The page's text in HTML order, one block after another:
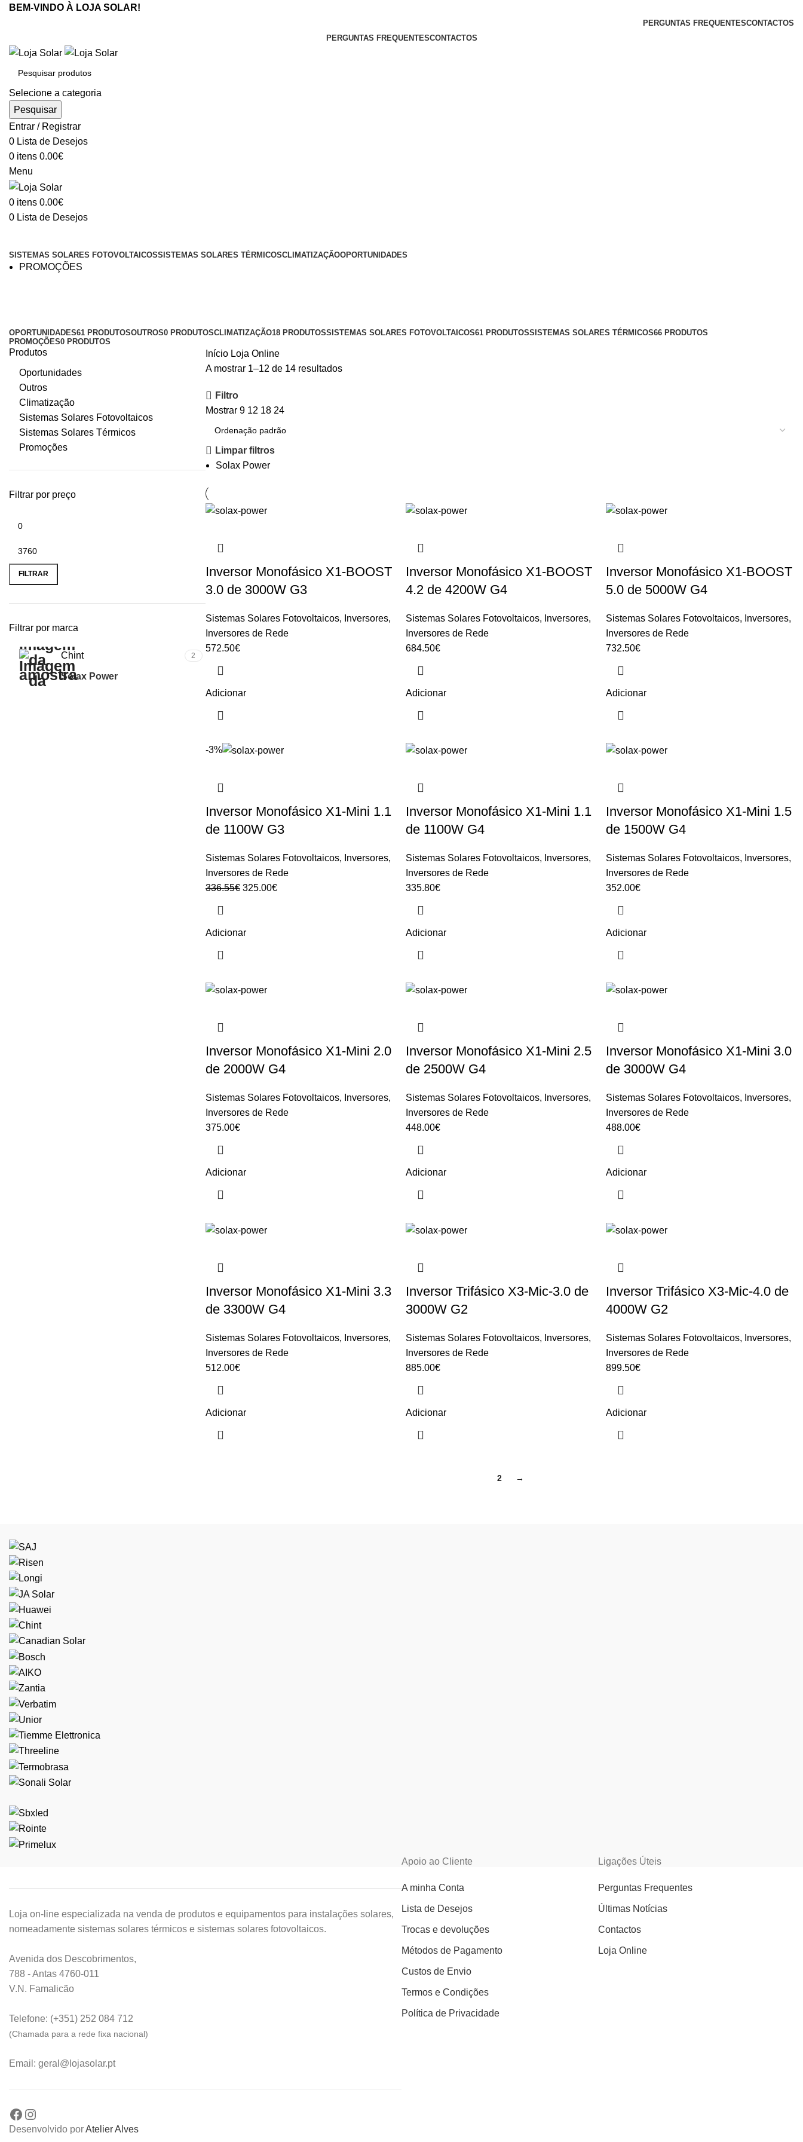
BEM-VINDO À LOJA SOLAR!
PERGUNTAS FREQUENTESCONTACTOS
PERGUNTAS FREQUENTESCONTACTOS
Selecione a categoria
Pesquisar
Entrar / Registrar
0 Lista de Desejos
0 itens 0.00€
Menu
0 itens 0.00€
0 Lista de Desejos
SISTEMAS SOLARES FOTOVOLTAICOSSISTEMAS SOLARES TÉRMICOSCLIMATIZAÇÃOOPORTUNIDADES
PROMOÇÕES
OPORTUNIDADES61 PRODUTOSOUTROS0 PRODUTOSCLIMATIZAÇÃO18 PRODUTOSSISTEMAS SOLARES FOTOVOLTAICOS61 PRODUTOSSISTEMAS SOLARES TÉRMICOS66 PRODUTOS
PROMOÇÕES0 PRODUTOS
Produtos
Oportunidades
Outros
Climatização
Sistemas Solares Fotovoltaicos
Sistemas Solares Térmicos
Promoções
Filtrar por preço
FILTRAR
Filtrar por marca
Chint 2
Solax Power
Início Loja Online
A mostrar 1–12 de 14 resultados
Filtro
Mostrar 9 12 18 24
Limpar filtros
Solax Power
Inversor Monofásico X1-BOOST
3.0 de 3000W G3
Sistemas Solares Fotovoltaicos, Inversores,
Inversores de Rede
572.50€
Adicionar
Inversor Monofásico X1-BOOST
4.2 de 4200W G4
Sistemas Solares Fotovoltaicos, Inversores,
Inversores de Rede
684.50€
Adicionar
Inversor Monofásico X1-BOOST
5.0 de 5000W G4
Sistemas Solares Fotovoltaicos, Inversores,
Inversores de Rede
732.50€
Adicionar
-3%
Inversor Monofásico X1-Mini 1.1
de 1100W G3
Sistemas Solares Fotovoltaicos, Inversores,
Inversores de Rede
336.55€ 325.00€
Adicionar
Inversor Monofásico X1-Mini 1.1
de 1100W G4
Sistemas Solares Fotovoltaicos, Inversores,
Inversores de Rede
335.80€
Adicionar
Inversor Monofásico X1-Mini 1.5
de 1500W G4
Sistemas Solares Fotovoltaicos, Inversores,
Inversores de Rede
352.00€
Adicionar
Inversor Monofásico X1-Mini 2.0
de 2000W G4
Sistemas Solares Fotovoltaicos, Inversores,
Inversores de Rede
375.00€
Adicionar
Inversor Monofásico X1-Mini 2.5
de 2500W G4
Sistemas Solares Fotovoltaicos, Inversores,
Inversores de Rede
448.00€
Adicionar
Inversor Monofásico X1-Mini 3.0
de 3000W G4
Sistemas Solares Fotovoltaicos, Inversores,
Inversores de Rede
488.00€
Adicionar
Inversor Monofásico X1-Mini 3.3
de 3300W G4
Sistemas Solares Fotovoltaicos, Inversores,
Inversores de Rede
512.00€
Adicionar
Inversor Trifásico X3-Mic-3.0 de
3000W G2
Sistemas Solares Fotovoltaicos, Inversores,
Inversores de Rede
885.00€
Adicionar
Inversor Trifásico X3-Mic-4.0 de
4000W G2
Sistemas Solares Fotovoltaicos, Inversores,
Inversores de Rede
899.50€
Adicionar
2 →
Loja on-line especializada na venda de produtos e equipamentos para instalações solares,
nomeadamente sistemas solares térmicos e sistemas solares fotovoltaicos.
Avenida dos Descobrimentos,
788 - Antas 4760-011
V.N. Famalicão
Telefone: (+351) 252 084 712
(Chamada para a rede fixa nacional)
Email: geral@lojasolar.pt
Apoio ao Cliente
A minha Conta
Lista de Desejos
Trocas e devoluções
Métodos de Pagamento
Custos de Envio
Termos e Condições
Política de Privacidade
Ligações Úteis
Perguntas Frequentes
Últimas Notícias
Contactos
Loja Online
Desenvolvido porAtelier Alves